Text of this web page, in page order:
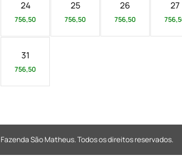
24
756,50
25
756,50
26
756,50
27
31
756,50
São Matheus.Todos os direitos reservados.